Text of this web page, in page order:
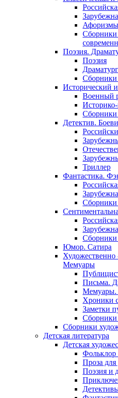
Сборники
Поэзия.
Поэзия
Сборники
Исторический
Военный
Сборники
Детектив.
Триллер
Фантастика.
Сборники
Сборники
Юмор. Сатира
Художественно
Мемуары
Письма.
Мемуары.
Хроники
Заметки
Сборники
Сборники
Детская литература
Детская
Проза для
Поэзия и